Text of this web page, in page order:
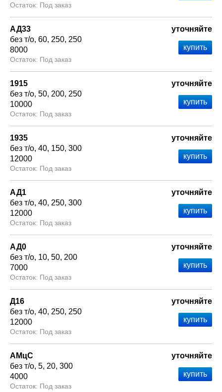
Под заказ
АД33
без т/о 60 250 250
8000
Под заказ
уточняйте
1915
без т/о 50 200 250
10000
Под заказ
уточняйте
1935
без т/о 40 150 300
12000
Под заказ
уточняйте
АД1
без т/о 40 250 300
12000
Под заказ
уточняйте
АД0
без т/о 10 50 200
7000
Под заказ
уточняйте
Д16
без т/о 40 250 250
12000
Под заказ
уточняйте
АМцС
без т/о 5 20 300
4000
Под заказ
уточняйте